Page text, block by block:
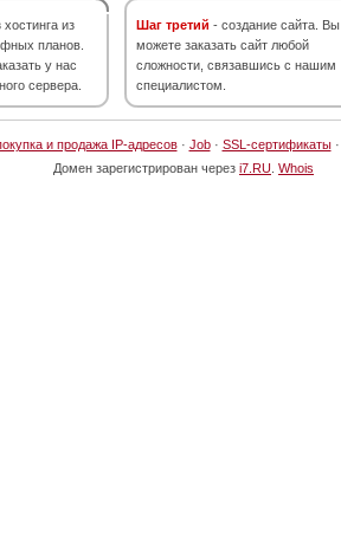
хостинга из
планов.
у нас
сервера.
Шаг третий - создание сайта. Вы
можете заказать сайт любой
сложности, связавшись с нашим
специалистом.
и продажа IP-адресов· Job· SSL-сертификаты·
Домен зарегистрирован через i7.RU Whois